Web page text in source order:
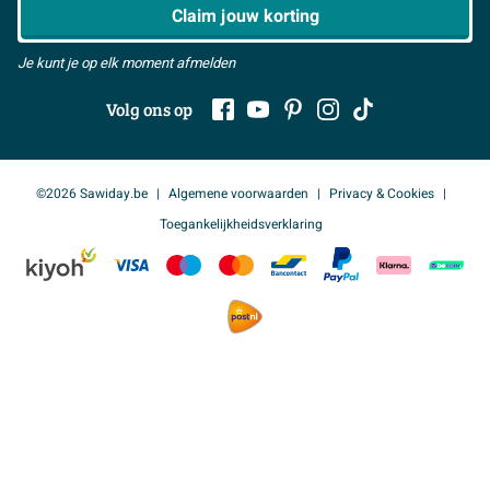
een vrijstaand centerpiece. Handig is dat het bad
geleverd wordt met een pop-up waste in de kleur van
accessoires en zorgt voor een strak geheel. Zo
Halfvrijstaand bad met hoekopstelling links: ideaal
Royale afmetingen van circa 170,5 x 80,5 x 57 cm
Claim jouw korting
Je kunt je op elk moment afmelden
Volg ons op
©2026 Sawiday.be Algemene voorwaarden
Privacy & Cookies
Toegankelijkheidsverklaring